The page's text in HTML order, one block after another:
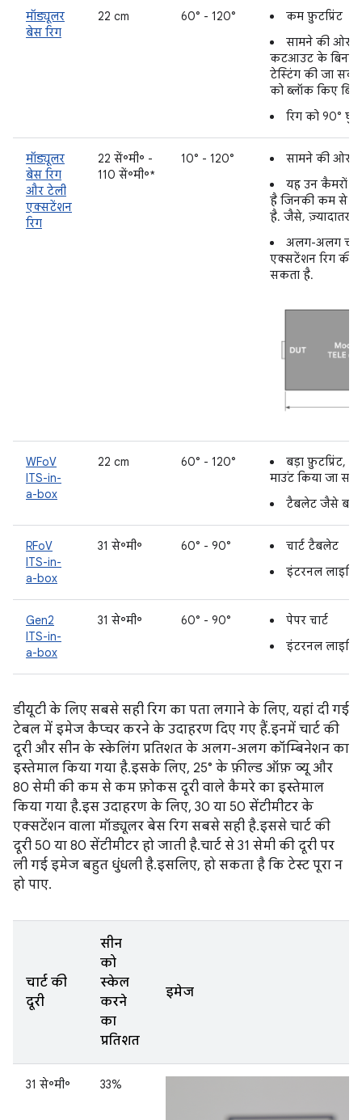
मॉड्यूलर
बेस रिग
22 cm 60° - 120°
कम फ़ुटप्रिंट
सामने की ओर
कटआउट के बिना
टेस्टिंग की जा
को ब्लॉक किए
रिग को 90°
मॉड्यूलर
बेस रिग
और टेली
एक्सटेंशन
रिग
22 सें॰मी॰ -
110 सें॰मी॰*
10° - 120°
सामने की ओर
यह उन कैमरों
है जिनकी कम से
है. जैसे, ज़्यादातर
अलग-अलग
एक्सटेंशन रिग की
सकता है.
WFoV
ITS-in-
a-box
22 cm 60° - 120°
बड़ा फ़ुटप्रिंट,
माउंट किया जा
टैबलेट जैसे बड़े
RFoV
ITS-in-
a-box
31 से॰मी॰ 60° - 90°
चार्ट टैबलेट
इंटरनल
Gen2
ITS-in-
a-box
31 से॰मी॰ 60° - 90°
पेपर चार्ट
इंटरनल
डीयूटी के लिए सबसे सही रिग का पता लगाने के लिए, यहां दी गई
टेबल में इमेज कैप्चर करने के उदाहरण दिए गए हैं. इनमें चार्ट की
दूरी और सीन के स्केलिंग प्रतिशत के अलग-अलग कॉम्बिनेशन का
इस्तेमाल किया गया है. इसके लिए, 25° के फ़ील्ड ऑफ़ व्यू और
80 सेमी की कम से कम फ़ोकस दूरी वाले कैमरे का इस्तेमाल
किया गया है. इस उदाहरण के लिए, 30 या 50 सेंटीमीटर के
एक्सटेंशन वाला मॉड्यूलर बेस रिग सबसे सही है. इससे चार्ट की
दूरी 50 या 80 सेंटीमीटर हो जाती है. चार्ट से 31 सेमी की दूरी पर
ली गई इमेज बहुत धुंधली है. इसलिए, हो सकता है कि टेस्ट पूरा न
हो पाए.
चार्ट की
दूरी
सीन
को
स्केल
करने
का
प्रतिशत
इमेज
31 से॰मी॰ 33%